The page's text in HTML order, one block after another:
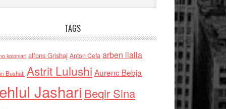
TAGS
kolonjari alfons Grishaj Anton Cefa arben llalla
Bushati Astrit Lulushi Aurenc Bebja
Jashari Beqir Sina